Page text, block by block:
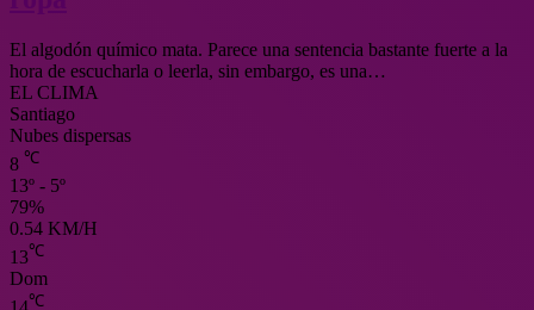
El algodón químico mata. Parece una sentencia bastante fuerte a la
hora de escucharla o leerla, sin embargo, es una…
EL CLIMA
Santiago
Nubes dispersas
8 ℃
13º - 5º
79%
0.54 KM/H
13℃
Dom
℃